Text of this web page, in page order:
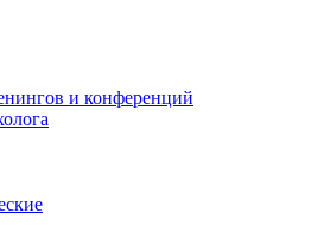
и конференций